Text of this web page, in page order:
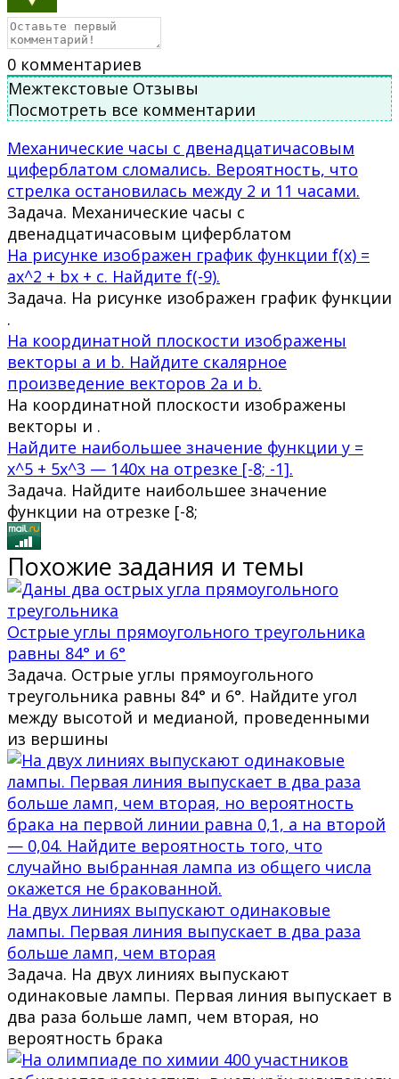
0 комментариев
Межтекстовые Отзывы
Посмотреть все комментарии
Механические часы с двенадцатичасовым
циферблатом сломались. Вероятность, что
стрелка остановилась между 2 и 11 часами.
Задача. Механические часы с
двенадцатичасовым циферблатом
На рисунке изображен график функции f(x) =
ax^2 + bx + c. Найдите f(-9).
Задача. На рисунке изображен график функции
.
На координатной плоскости изображены
векторы a и b. Найдите скалярное
произведение векторов 2a и b.
На координатной плоскости изображены
векторы и .
Найдите наибольшее значение функции y =
x^5 + 5x^3 — 140x на отрезке [-8; -1].
Задача. Найдите наибольшее значение
функции на отрезке [-8;
Похожие задания и темы
Острые углы прямоугольного треугольника
равны 84° и 6°
Задача. Острые углы прямоугольного
треугольника равны 84° и 6°. Найдите угол
между высотой и медианой, проведенными
из вершины
На двух линиях выпускают одинаковые
лампы. Первая линия выпускает в два раза
больше ламп, чем вторая
Задача. На двух линиях выпускают
одинаковые лампы. Первая линия выпускает в
два раза больше ламп, чем вторая, но
вероятность брака